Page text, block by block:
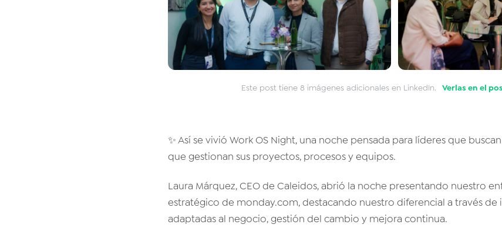
Este post tiene 8 imágenes adicionales en LinkedIn. Verlas en el
✨ Así se vivió Work OS Night, una noche pensada para líderes que
que gestionan sus proyectos, procesos y equipos.
Laura Márquez, CEO de Caleidos, abrió la noche presentando nuestro
estratégico de monday.com, destacando nuestro diferencial a través
adaptadas al negocio, gestión del cambio y mejora continua.